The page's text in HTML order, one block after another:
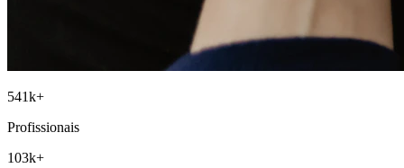
541k+
Profissionais
103k+